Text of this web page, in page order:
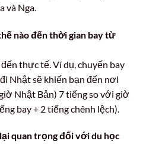
và Nga.
nào đến thời gian bay từ
thực tế. Ví dụ, chuyến bay
Nhật sẽ khiến bạn đến nơi
Nhật Bản) 7 tiếng so với giờ
bay + 2 tiếng chênh lệch).
quan trọng đối với du học